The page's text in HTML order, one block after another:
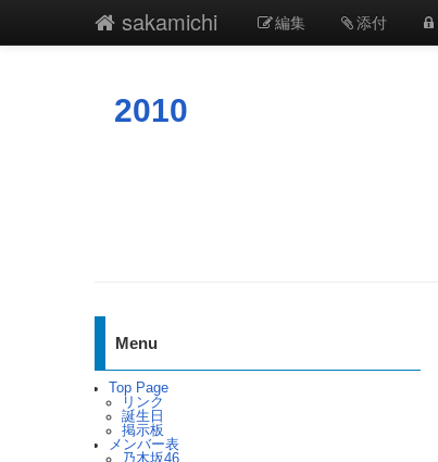
sakamichi 編集 添付
2010
Menu
Top Page
リンク
誕生日
掲示板
メンバー表
乃木坂46